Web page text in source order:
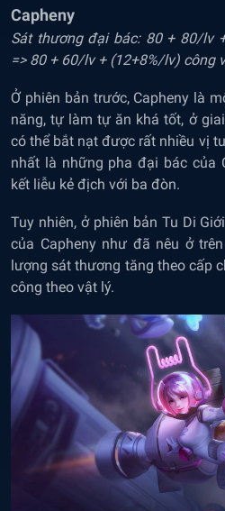
Capheny
Sát thương đại bác: 80 + 80/lv
=> 80 + 60/lv + (12+8%/lv) công
Ở phiên bản trước, Capheny là
năng, tự làm tự ăn khá tốt, ở
có thể bắt nạt được rất nhiều vị
nhất là những pha đại bác của
kết liễu kẻ địch với ba đòn.
Tuy nhiên, ở phiên bản Tu Di
của Capheny như đã nêu ở
lượng sát thương tăng theo cấp
công theo vật lý.